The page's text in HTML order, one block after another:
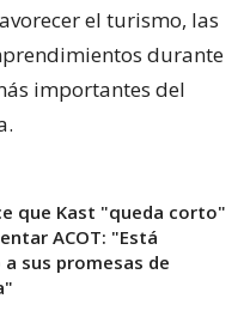
el turismo, las
durante
importantes del
que Kast "queda corto"
ACOT: "Está
sus promesas de